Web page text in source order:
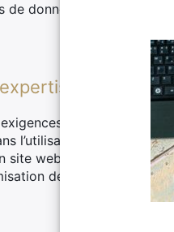
de données et
spécifiques du
l’utilisation de
site web, par exemple,
des moteurs de